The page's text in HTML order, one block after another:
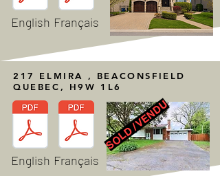
English Français
217 ELMIRA , BEACONSFIELD
QUEBEC, H9W 1L6
English Français
SOLD / VENDU